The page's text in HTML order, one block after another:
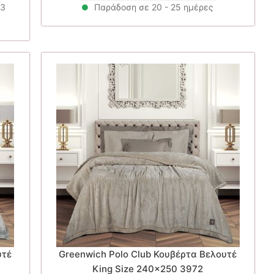
26.90€.είναι:
21.52€.
Παράδοση σε 20 - 25 ημέρες
Greenwich Polo Club Κουβέρτα Βελουτέ
King Size 240×250 3972